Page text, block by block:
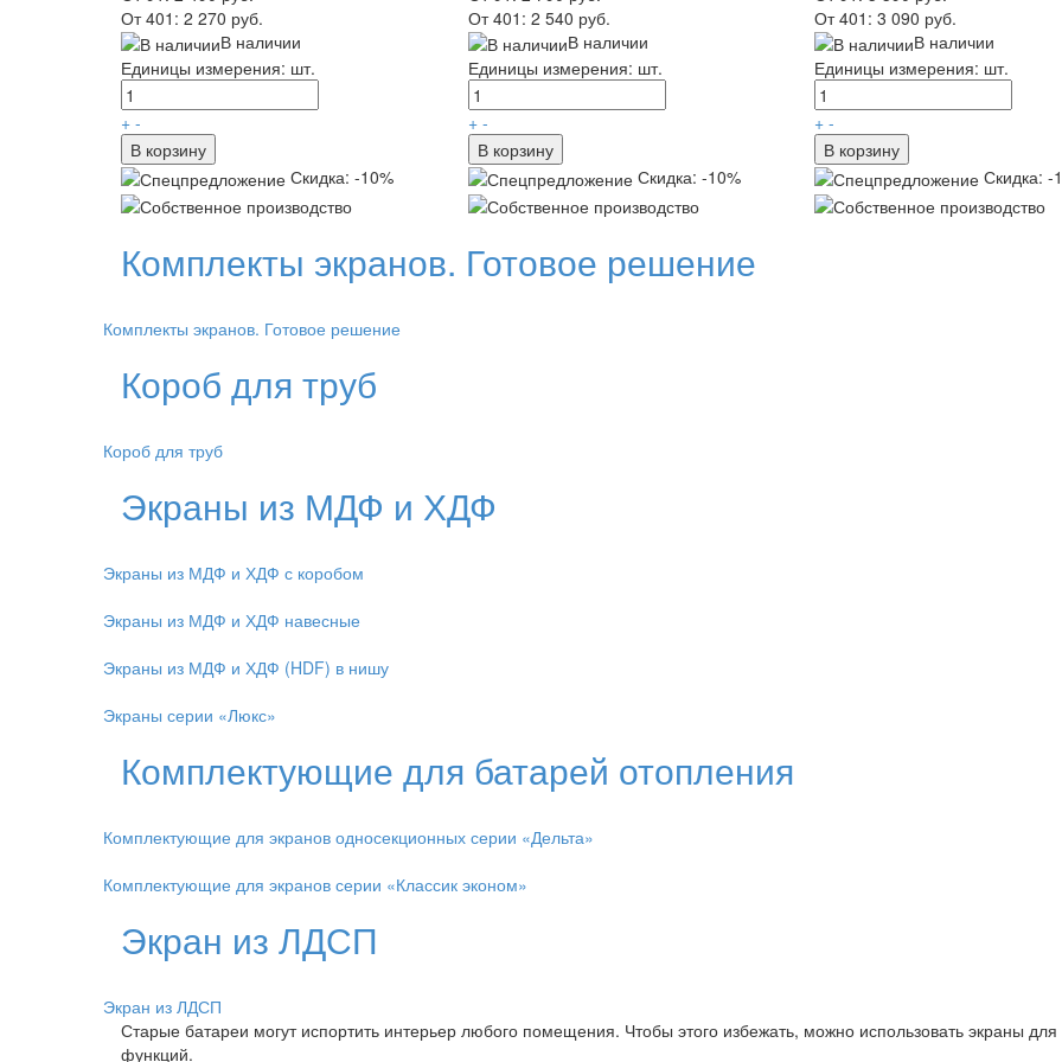
От 401: 2 270 руб.
В наличии
Единицы измерения: шт.
+ -
В корзину
Скидка: -10%
От 401: 2 540 руб.
В наличии
Единицы измерения: шт.
+ -
В корзину
Скидка: -10%
От 401: 3 090 руб.
В наличии
Единицы измерения: шт.
+ -
В корзину
Скидка: -
Комплекты экранов. Готовое решение
Комплекты экранов. Готовое решение
Короб для труб
Короб для труб
Экраны из МДФ и ХДФ
Экраны из МДФ и ХДФ с коробом
Экраны из МДФ и ХДФ навесные
Экраны из МДФ и ХДФ (HDF) в нишу
Экраны серии «Люкс»
Комплектующие для батарей отопления
Комплектующие для экранов односекционных серии «Дельта»
Комплектующие для экранов серии «Классик эконом»
Экран из ЛДСП
Экран из ЛДСП
Старые батареи могут испортить интерьер любого помещения. Чтобы этого избежать, можно использовать экраны
функций.